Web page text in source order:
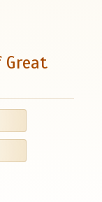
Great